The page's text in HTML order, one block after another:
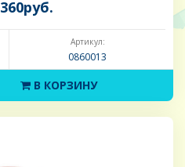
360руб.
Артикул:
0860013
В КОРЗИНУ